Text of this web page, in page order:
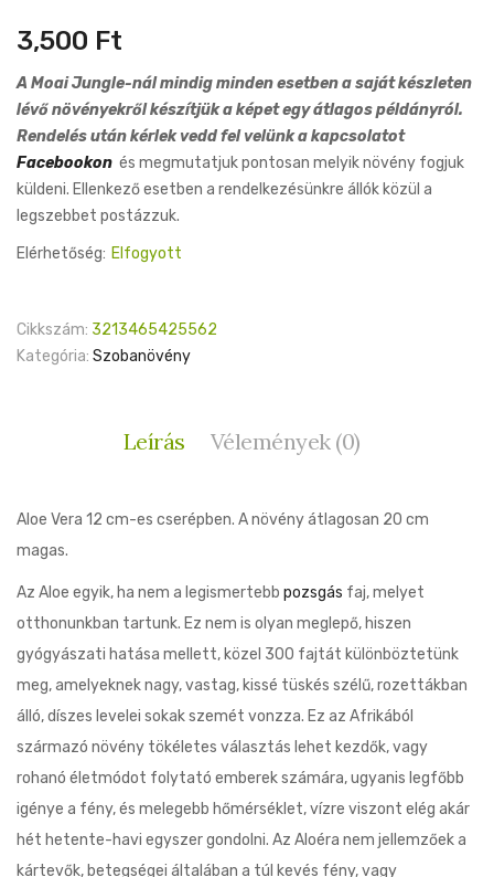
3,500 Ft
A Moai Jungle-nál mindig minden esetben a saját készleten
lévő növényekről készítjük a képet egy átlagos példányról.
Rendelés után kérlek vedd fel velünk a kapcsolatot
Facebookon és megmutatjuk pontosan melyik növény fogjuk
küldeni. Ellenkező esetben a rendelkezésünkre állók közül a
legszebbet postázzuk.
Elérhetőség: Elfogyott
Cikkszám: 3213465425562
Kategória: Szobanövény
Leírás Vélemények (0)
Aloe Vera 12 cm-es cserépben. A növény átlagosan 20 cm
magas.
Az Aloe egyik, ha nem a legismertebb pozsgás faj, melyet
otthonunkban tartunk. Ez nem is olyan meglepő, hiszen
gyógyászati hatása mellett, közel 300 fajtát különböztetünk
meg, amelyeknek nagy, vastag, kissé tüskés szélű, rozettákban
álló, díszes levelei sokak szemét vonzza. Ez az Afrikából
származó növény tökéletes választás lehet kezdők, vagy
rohanó életmódot folytató emberek számára, ugyanis legfőbb
igénye a fény, és melegebb hőmérséklet, vízre viszont elég akár
hét hetente-havi egyszer gondolni. Az Aloéra nem jellemzőek a
kártevők, betegségei általában a túl kevés fény, vagy